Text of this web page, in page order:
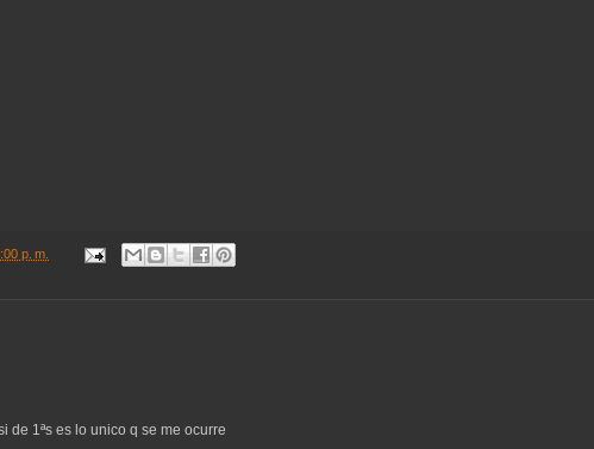
p. m.
de 1ªs es lo unico q se me ocurre